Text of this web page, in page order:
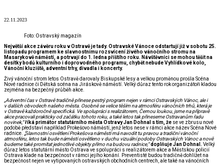
22.11.2023
Foto: Ostravský magazín
Největší akce závěru roku v Ostravě je tady. Ostravské Vánoce odstartují již v sobotu 25.
listopadu programem ke slavnostnímu rozsvícení živého vánočního stromu na
Masarykově náměstí, a potrvají do 1. ledna příštího roku. Návštěvníci se mohou těšit na
desítky bodů kulturního i doprovodného programu, chybět nebude Vyhlídkové kolo,
Vánoční kluziště, adventní trhy, divadla i koncerty.
Živý vánoční strom letos Ostravě darovaly Biskupské lesy a velkou proměnou prošla Scéna
Nové radnice či Dětská scéna na Jiráskově náměstí. Velký důraz tento rok organizátoři kladou
zejména na bezpečný průběh akce.
„Adventní čas v Ostravě tradičně přinese pestrý program nejen v rámci Ostravských Vánoc, ale i
v dalších obvodech našeho města. Osobně se velice těším na atmosféru vánočních trhů, která je
v Ostravě každoročně specifická. Ve spolupráci s realizátorem, Černou loukou, jsme na přípravě
akce pracovali prakticky od začátku tohoto roku, a také letos tak přineseme Ostravanům řadu
novinek,“říká primátor statutárního města Ostravy Jan Dohnal s tím, že se ve zbrusu nové
podobě představí například Prokešovo náměstí, jenž letos nese v rámci akce název Scéna Nové
radnice. „Slavnostní osvětlení Prokešova náměstí má navodit tu pravou a tradiční vánoční
atmosféru, letos tak bude náměstí osvětleno v duchu vizuální podoby Ostravských Vánoc a nově
budeme také promítat jednotlivé objekty přímo na budovu radnice,“doplňuje Jan Dohnal. Velký
důraz letos statutární město Ostrava ve spolupráci s realizátorem akce a Městskou policií
Ostrava klade na bezpečnost v rámci jejího konání. Preventisté budou tradičně dohlížet na
bezpečnost nejen ve vytipovaných ostravských obchodních centrech, ale také na vánočních